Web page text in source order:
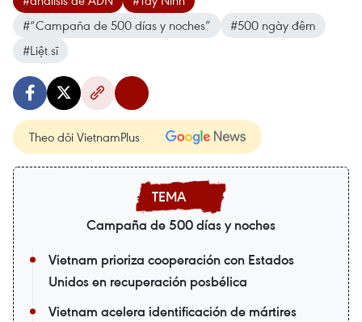
#“Campaña de 500 días y noches”
#500 ngày đêm
#Liệt sĩ
Theo dõi VietnamPlus
Campaña de 500 días y noches
Vietnam prioriza cooperación con Estados
Unidos en recuperación posbélica
Vietnam acelera identificación de mártires